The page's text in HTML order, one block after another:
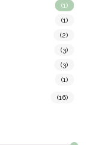
(1)
(1)
(2)
(3)
(3)
(1)
(16)